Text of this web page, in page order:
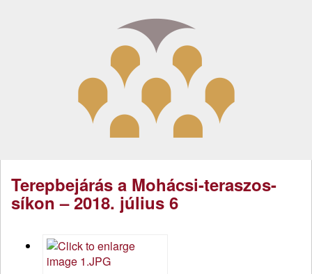
Terepbejárás a Mohácsi-teraszos-
síkon – 2018. július 6